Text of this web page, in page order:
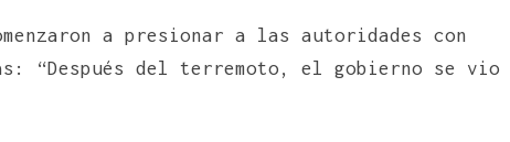
a presionar a las autoridades con
“Después del terremoto, el gobierno se vio